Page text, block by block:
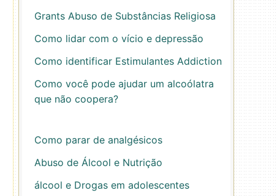
Grants Abuso de Substâncias Religiosa
Como lidar com o vício e depressão
Como identificar Estimulantes Addiction
Como você pode ajudar um alcoólatra
que não coopera?
Como parar de analgésicos
Abuso de Álcool e Nutrição
álcool e Drogas em adolescentes